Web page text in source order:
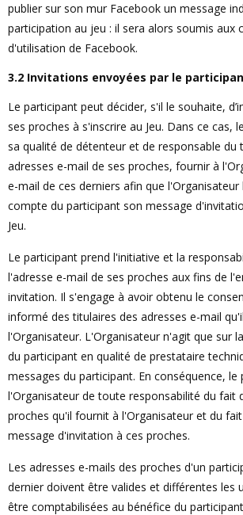
publier sur son mur Facebook un message
participation au jeu : il sera alors soumis aux
d'utilisation de Facebook.
3.2 Invitations envoyées par le
Le participant peut décider, s'il le souhaite,
ses proches à s'inscrire au Jeu. Dans ce cas,
sa qualité de détenteur et de responsable du
adresses e-mail de ses proches, fournir à
e-mail de ces derniers afin que
compte du participant son message
Jeu.
Le participant prend l'initiative et la
l'adresse e-mail de ses proches aux fins de
invitation. Il s'engage à avoir obtenu le
informé des titulaires des adresses e-mail
l'Organisateur. L'Organisateur n'agit que sur
du participant en qualité de prestataire
messages du participant. En conséquence, le
l'Organisateur de toute responsabilité du fait
proches qu'il fournit à l'Organisateur et du
message d'invitation à ces proches.
Les adresses e-mails des proches d'un
dernier doivent être valides et différentes les
être comptabilisées au bénéfice du